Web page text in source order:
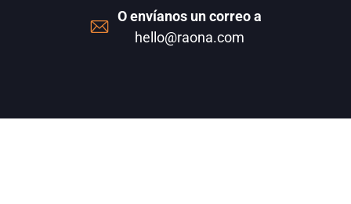
O envíanos un correo a
hello@raona.com